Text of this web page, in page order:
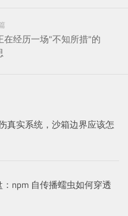
在经历一场"不知所措"的
真实系统，沙箱边界应该怎
：npm 自传播蠕虫如何穿透